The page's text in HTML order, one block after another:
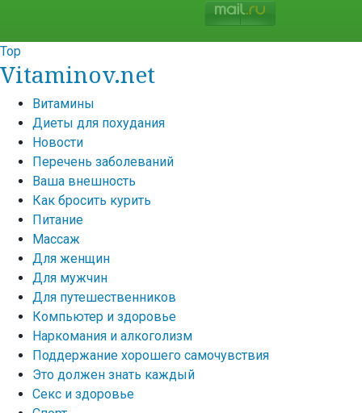
Top
Vitaminov.net
Витамины
Диеты для похудания
Новости
Перечень заболеваний
Ваша внешность
Как бросить курить
Питание
Массаж
Для женщин
Для мужчин
Для путешественников
Компьютер и здоровье
Наркомания и алкоголизм
Поддержание хорошего самочувствия
Это должен знать каждый
Секс и здоровье